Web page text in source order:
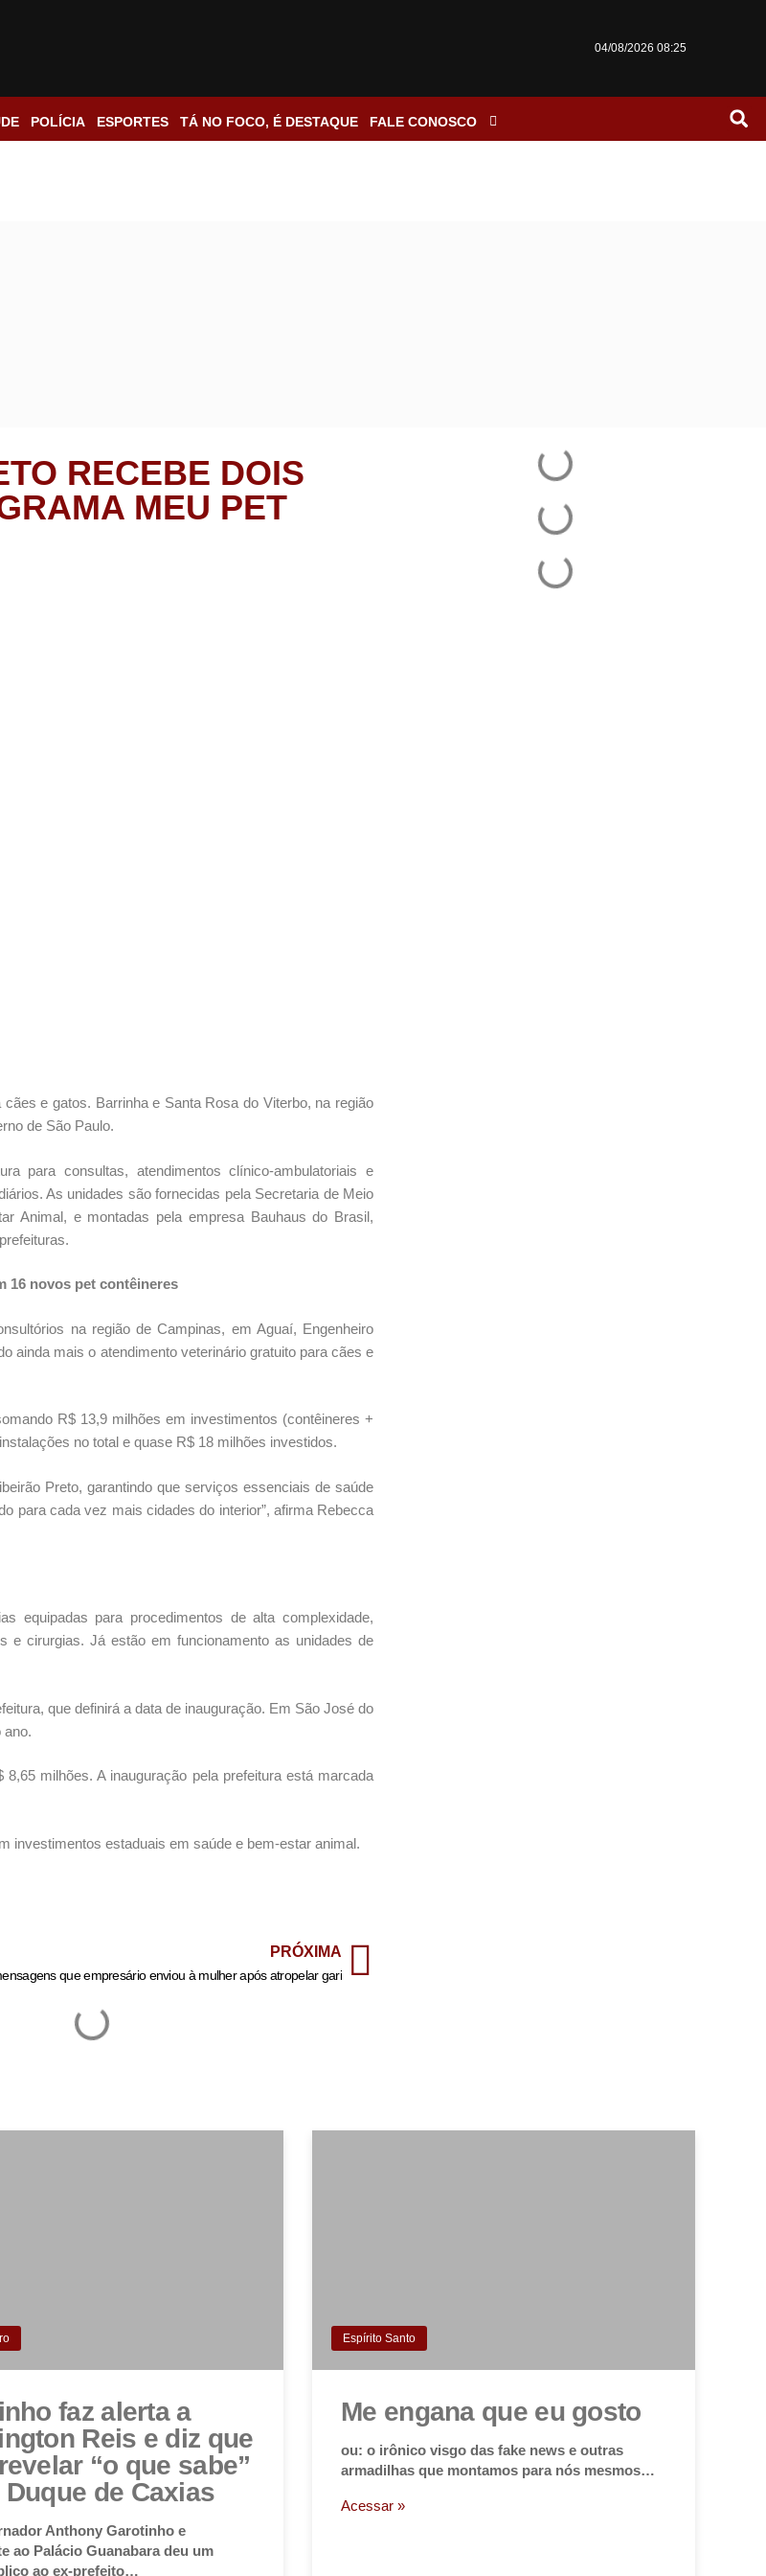
04/08/2026 08:25
POLÍCIA ESPORTES TÁ NO FOCO, É DESTAQUE FALE CONOSCO
RECEBE DOIS
MEU PET
e gatos. Barrinha e Santa Rosa do Viterbo, na região
de São Paulo.
para consultas, atendimentos clínico-ambulatoriais e
As unidades são fornecidas pela Secretaria de Meio
Animal, e montadas pela empresa Bauhaus do Brasil,
16 novos pet contêineres
na região de Campinas, em Aguaí, Engenheiro
ainda mais o atendimento veterinário gratuito para cães e
R$ 13,9 milhões em investimentos (contêineres +
no total e quase R$ 18 milhões investidos.
Preto, garantindo que serviços essenciais de saúde
para cada vez mais cidades do interior”, afirma Rebecca
equipadas para procedimentos de alta complexidade,
e cirurgias. Já estão em funcionamento as unidades de
que definirá a data de inauguração. Em São José do
ano.
milhões. A inauguração pela prefeitura está marcada
investimentos estaduais em saúde e bem-estar animal.
PRÓXIMA
que empresário enviou à mulher após atropelar gari
faz alerta a
Reis e diz que
“o que sabe”
de Caxias
Anthony Garotinho e
ao Palácio Guanabara deu um
ao ex-prefeito…
Espírito Santo
Me engana que eu gosto
ou: o irônico visgo das fake news e outras
armadilhas que montamos para nós mesmos…
Acessar »